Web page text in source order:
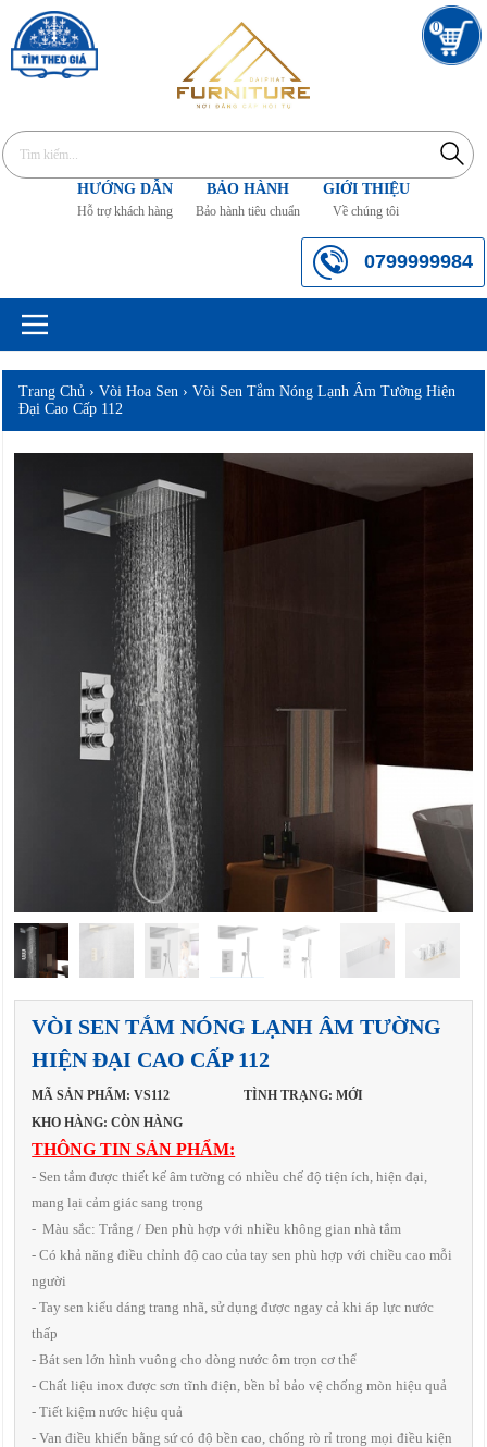
0
HƯỚNG DẪN
Hỗ trợ khách hàng
BẢO HÀNH
Bảo hành tiêu chuẩn
GIỚI THIỆU
Về chúng tôi
0799999984
Trang Chủ ›Vòi Hoa Sen ›Vòi Sen Tắm Nóng Lạnh Âm Tường Hiện
Đại Cao Cấp 112
VÒI SEN TẮM NÓNG LẠNH ÂM TƯỜNG
HIỆN ĐẠI CAO CẤP 112
MÃ SẢN PHẨM: VS112
TÌNH TRẠNG: MỚI
KHO HÀNG: CÒN HÀNG
THÔNG TIN SẢN PHẨM:
- Sen tắm được thiết kế âm tường có nhiều chế độ tiện ích, hiện đại,
mang lại cảm giác sang trọng
- Màu sắc: Trắng / Đen phù hợp với nhiều không gian nhà tắm
- Có khả năng điều chỉnh độ cao của tay sen phù hợp với chiều cao mỗi
người
- Tay sen kiểu dáng trang nhã, sử dụng được ngay cả khi áp lực nước
thấp
- Bát sen lớn hình vuông cho dòng nước ôm trọn cơ thể
- Chất liệu inox được sơn tĩnh điện, bền bỉ bảo vệ chống mòn hiệu quả
- Tiết kiệm nước hiệu quả
- Van điều khiển bằng sứ có độ bền cao, chống rò rỉ trong mọi điều kiện